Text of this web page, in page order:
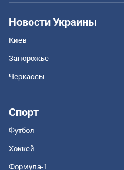
Новости Украины
Киев
Запорожье
Черкассы
Спорт
Футбол
Хоккей
Формула-1